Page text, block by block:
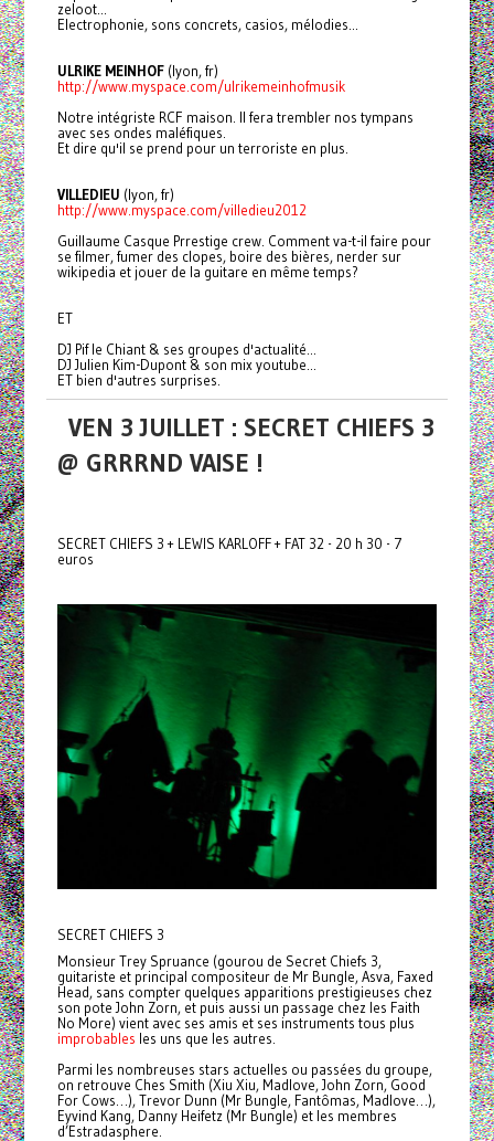
zeloot...
Electrophonie, sons concrets, casios, mélodies...
ULRIKE MEINHOF(lyon, fr)
http://www.myspace.com/ulrikemeinhofmusik
Notre intégriste RCF maison. Il fera trembler nos tympans
avec ses ondes maléfiques.
Et dire qu'il se prend pour un terroriste en plus.
VILLEDIEU (lyon, fr)
http://www.myspace.com/villedieu2012
Guillaume Casque Prrestige crew. Comment va-t-il faire pour
se filmer, fumer des clopes, boire des bières, nerder sur
wikipedia et jouer de la guitare en même temps?
ET
DJ Pif le Chiant & ses groupes d'actualité...
DJ Julien Kim-Dupont & son mix youtube...
ET bien d'autres surprises.
VEN 3 JUILLET : SECRET CHIEFS 3
@ GRRRND VAISE !
SECRET CHIEFS 3 + LEWIS KARLOFF + FAT 32 - 20 h 30 - 7
euros
SECRET CHIEFS 3
Monsieur Trey Spruance (gourou de Secret Chiefs 3,
guitariste et principal compositeur de Mr Bungle, Asva, Faxed
Head, sans compter quelques apparitions prestigieuses chez
son pote John Zorn, et puis aussi un passage chez les Faith
No More) vient avec ses amis et ses instruments tous plus
improbables les uns que les autres.
Parmi les nombreuses stars actuelles ou passées du groupe,
on retrouve Ches Smith (Xiu Xiu, Madlove, John Zorn, Good
For Cows…), Trevor Dunn (Mr Bungle, Fantômas, Madlove…),
Eyvind Kang, Danny Heifetz (Mr Bungle) et les membres
d’Estradasphere.